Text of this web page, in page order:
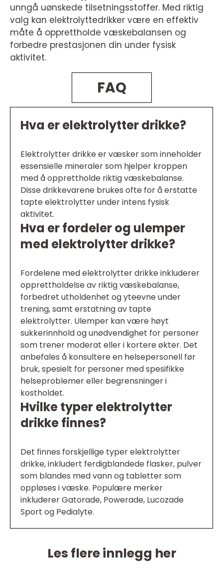
unngå uønskede tilsetningsstoffer. Med riktig
valg kan elektrolyttedrikker være en effektiv
måte å opprettholde væskebalansen og
forbedre prestasjonen din under fysisk
aktivitet.
FAQ
Hva er elektrolytter drikke?
Elektrolytter drikke er væsker som inneholder
essensielle mineraler som hjelper kroppen
med å opprettholde riktig væskebalanse.
Disse drikkevarene brukes ofte for å erstatte
tapte elektrolytter under intens fysisk
aktivitet.
Hva er fordeler og ulemper
med elektrolytter drikke?
Fordelene med elektrolytter drikke inkluderer
opprettholdelse av riktig væskebalanse,
forbedret utholdenhet og yteevne under
trening, samt erstatning av tapte
elektrolytter. Ulemper kan være høyt
sukkerinnhold og unødvendighet for personer
som trener moderat eller i kortere økter. Det
anbefales å konsultere en helsepersonell før
bruk, spesielt for personer med spesifikke
helseproblemer eller begrensninger i
kostholdet.
Hvilke typer elektrolytter
drikke finnes?
Det finnes forskjellige typer elektrolytter
drikke, inkludert ferdigblandede flasker, pulver
som blandes med vann og tabletter som
oppløses i væske. Populære merker
inkluderer Gatorade, Powerade, Lucozade
Sport og Pedialyte.
Les flere innlegg her